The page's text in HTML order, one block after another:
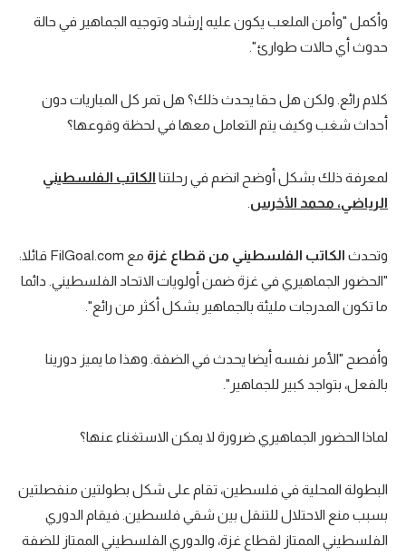
وأكمل "وأمن الملعب يكون عليه إرشاد وتوجيه الجماهير في حالة
حدوث أي حالات طوارئ".
كلام رائع. ولكن هل حقا يحدث ذلك؟ هل تمر كل المباريات دون
أحداث شغب وكيف يتم التعامل معها في لحظة وقوعها؟
لمعرفة ذلك بشكل أوضح انضم في رحلتنا الكاتب الفلسطيني
الرياضي، محمد الأخرس
وتحدث الكاتب الفلسطيني من قطاع غزة
مع FilGoal.com قائلا:
"الحضور الجماهيري في غزة ضمن أولويات الاتحاد الفلسطيني. دائما
ما تكون المدرجات مليئة بالجماهير بشكل أكثر من رائع".
وأفصح "الأمر نفسه أيضا يحدث في الضفة. وهذا ما يميز دورينا
بالفعل، بتواجد كبير للجماهير".
لماذا الحضور الجماهيري ضرورة لا يمكن الاستغناء عنها؟
البطولة المحلية في فلسطين، تقام على شكل بطولتين منفصلتين
بسبب منع الاحتلال للتنقل بين شقي فلسطين. فيقام الدوري
الفلسطيني الممتاز لقطاع غزة، والدوري الفلسطيني الممتاز للضفة